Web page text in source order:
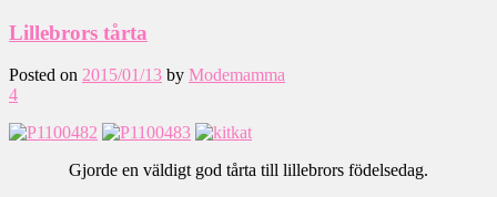
Lillebrors tårta
Posted on 2015/01/13 by Modemamma
4
Gjorde en väldigt god tårta till lillebrors födelsedag.